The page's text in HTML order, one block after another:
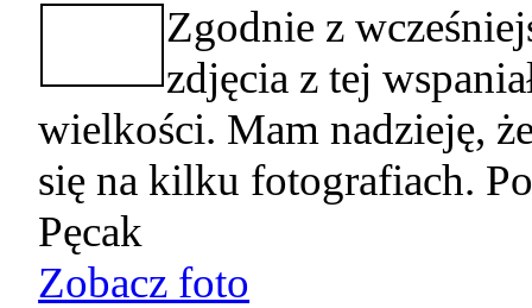
Zgodnie z
zdjęcia z tej
wielkości. Mam nadzieję,
się na kilku fotografiach.
Pęcak
Zobacz foto